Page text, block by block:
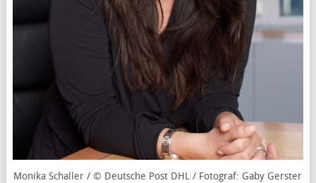
Monika Schaller / © Deutsche Post DHL / Fotograf: Gaby Gerster